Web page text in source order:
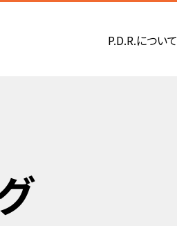
P.D.R.について